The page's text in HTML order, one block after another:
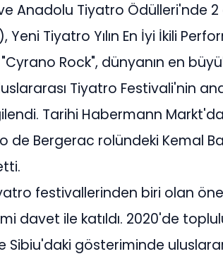
Anadolu Tiyatro Ödülleri'nde 2
Tiyatro Yılın En İyi İkili
Rock", dünyanın en
Tiyatro Festivali'nin
Tarihi Habermann
Bergerac rolündeki Kemal
festivallerinden biri olan
davet ile katıldı. 2020'de
Sibiu'daki gösteriminde